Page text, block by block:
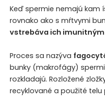
Keď spermie nemajú kam
rovnako ako s mŕtvymi
vstrebáva ich
Proces sa nazýva
bunky (makrofágy)
rozkladajú. Rozložené
recyklované a použité